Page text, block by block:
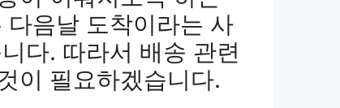
음날 도착이라는 사
다. 따라서 배송 관련
이 필요하겠습니다.